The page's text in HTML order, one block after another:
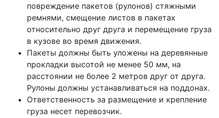
повреждение пакетов (рулонов) стяжными
ремнями, смещение листов в пакетах
относительно друг друга и перемещение груза
в кузове во время движения.
Пакеты должны быть уложены на деревянные
прокладки высотой не менее 50 мм, на
расстоянии не более 2 метров друг от друга.
Рулоны должны устанавливаться на поддонах.
Ответственность за размещение и крепление
груза несет перевозчик.